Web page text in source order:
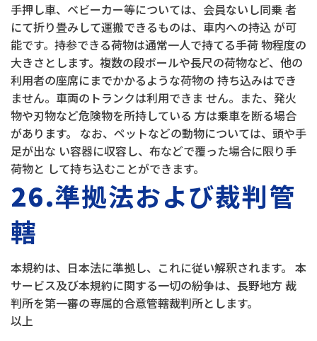
手押し車、ベビーカー等については、会員ないし同乗 者
にて折り畳みして運搬できるものは、車内への持込 が可
能です。持参できる荷物は通常一人で持てる手荷 物程度の
大きさとします。複数の段ボールや長尺の荷物など、他の
利用者の座席にまでかかるような荷物の 持ち込みはでき
ません。車両のトランクは利用できま せん。また、発火
物や刃物など危険物を所持している 方は乗車を断る場合
があります。 なお、ペットなどの動物については、頭や手
足が出な い容器に収容し、布などで覆った場合に限り手
荷物と して持ち込むことができます。
26.準拠法および裁判管
轄
本規約は、日本法に準拠し、これに従い解釈されます。 本
サービス及び本規約に関する一切の紛争は、長野地方 裁
判所を第一審の専属的合意管轄裁判所とします。
以上